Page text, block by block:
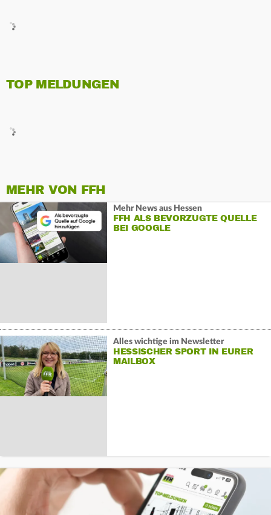
TOP MELDUNGEN
MEHR VON FFH
Mehr News aus Hessen
FFH ALS BEVORZUGTE QUELLE
BEI GOOGLE
Alles wichtige im Newsletter
HESSISCHER SPORT IN EURER
MAILBOX